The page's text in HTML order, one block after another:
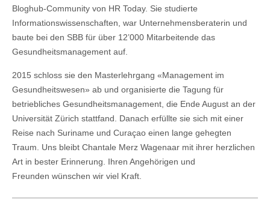
Bloghub-Community von HR Today. Sie studierte
Informationswissenschaften, war Unternehmensberaterin und
baute bei den SBB für über 12’000 Mitarbeitende das
Gesundheitsmanagement auf.
2015 schloss sie den Masterlehrgang «Management im
Gesundheitswesen» ab und organisierte die Tagung für
betriebliches Gesundheitsmanagement, die Ende August an der
Universität Zürich stattfand. Danach erfüllte sie sich mit einer
Reise nach Suriname und Curaçao einen lange gehegten
Traum. Uns bleibt Chantale Merz Wagenaar mit ihrer herzlichen
Art in bester Erinnerung. Ihren Angehörigen und
Freunden wünschen wir viel Kraft.